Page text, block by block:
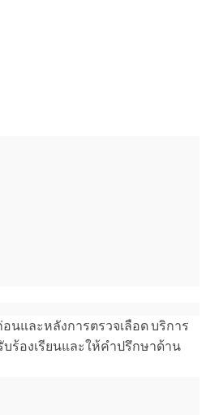
นและหลังการตรวจเลือด บริการ
บร้องเรียนและให้คำปรึกษาด้าน